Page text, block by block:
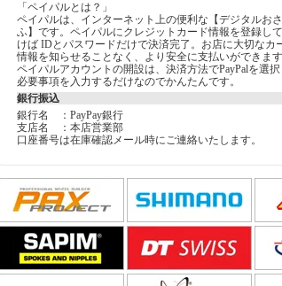
「ペイパルとは？」
ペイパルは、インターネット上の便利な【デジタルお
ふ】です。ペイパルにクレジットカード情報を登録し
けば IDとパスワードだけで決済完了。お店に大切なカ
情報を知らせることなく、より安全に支払いができます
ペイパルアカウントの開設は、決済方法でPayPalを選択
必要事項を入力するだけなのでかんたんです。
銀行振込
銀行名 ：PayPay銀行
支店名 ：本店営業部
口座番号は在庫確認メール時にご連絡いたします。